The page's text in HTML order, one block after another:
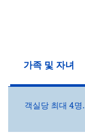
가족 및 자녀
객실당 최대 4명.